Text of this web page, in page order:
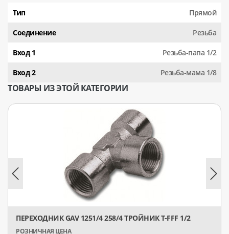
Тип Прямой
Соединение Резьба
Вход 1 Резьба-папа 1/2
Вход 2 Резьба-мама 1/8
ТОВАРЫ ИЗ ЭТОЙ КАТЕГОРИИ
ПЕРЕХОДНИК GAV 1251/4 258/4 ТРОЙНИК T-FFF 1/2